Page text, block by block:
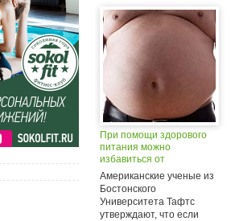
При помощи здорового
питания можно
избавиться от
метаболического
синдрома
Американские ученые из
Бостонского
Университета Тафтс
утверждают, что если